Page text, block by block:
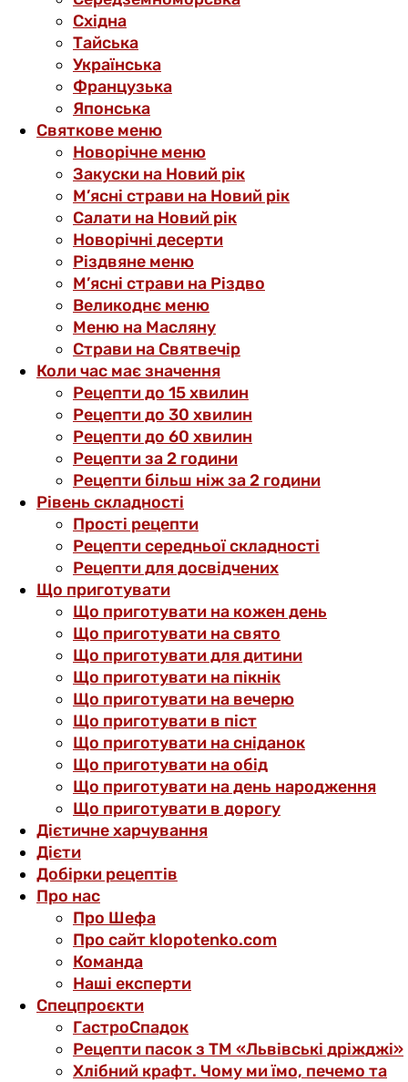
Східна
Тайська
Українська
Французька
Японська
Святкове меню
Новорічне меню
Закуски на Новий рік
М’ясні страви на Новий рік
Салати на Новий рік
Новорічні десерти
Різдвяне меню
М’ясні страви на Різдво
Великоднє меню
Меню на Масляну
Страви на Святвечір
Коли час має значення
Рецепти до 15 хвилин
Рецепти до 30 хвилин
Рецепти до 60 хвилин
Рецепти за 2 години
Рецепти більш ніж за 2 години
Рівень складності
Прості рецепти
Рецепти середньої складності
Рецепти для досвідчених
Що приготувати
Що приготувати на кожен день
Що приготувати на свято
Що приготувати для дитини
Що приготувати на пікнік
Що приготувати на вечерю
Що приготувати в піст
Що приготувати на сніданок
Що приготувати на обід
Що приготувати на день народження
Що приготувати в дорогу
Дієтичне харчування
Дієти
Добірки рецептів
Про нас
Про Шефа
Про сайт klopotenko.com
Команда
Наші експерти
Спецпроєкти
ГастроСпадок
Рецепти пасок з ТМ «Львівські дріжджі»
Хлібний крафт. Чому ми їмо, печемо та